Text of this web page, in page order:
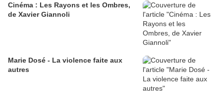
Cinéma : Les Rayons et les Ombres,
de Xavier Giannoli
Marie Dosé - La violence faite aux
autres